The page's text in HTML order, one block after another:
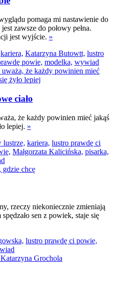
pomaga mi nastawienie do
zawsze do połowy pełna.
jest wyjście. »
kariera, Katarzyna Butowtt, lustro
powie, modelka, wywiad
ciało
że każdy powinien mieć jakąś
lepiej. »
lustrze, kariera, lustro prawdę ci
Małgorzata Kalicińska, pisarka,
rzeczy niekoniecznie zmieniają
sen z powiek, staje się
lustro prawdę ci powie,